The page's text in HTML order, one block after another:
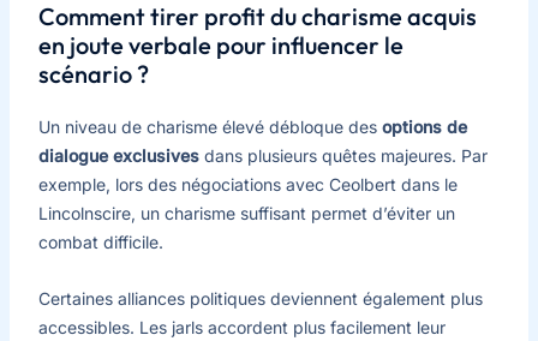
Comment tirer profit du charisme acquis
en joute verbale pour influencer le
scénario ?
Un niveau de charisme élevé débloque des options de
dialogue exclusivesdans plusieurs quêtes majeures. Par
exemple, lors des négociations avec Ceolbert dans le
Lincolnscire, un charisme suffisant permet d’éviter un
combat difficile.
Certaines alliances politiques deviennent également plus
accessibles. Les jarls accordent plus facilement leur